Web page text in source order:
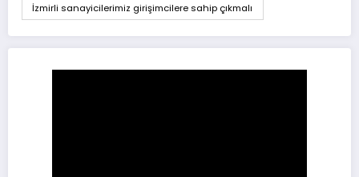
İzmirli sanayicilerimiz girişimcilere sahip çıkmalı